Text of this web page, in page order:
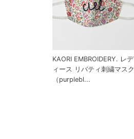
KAORI EMBROIDERY. レデ
ィース リバティ刺繍マスク
（purplebl...